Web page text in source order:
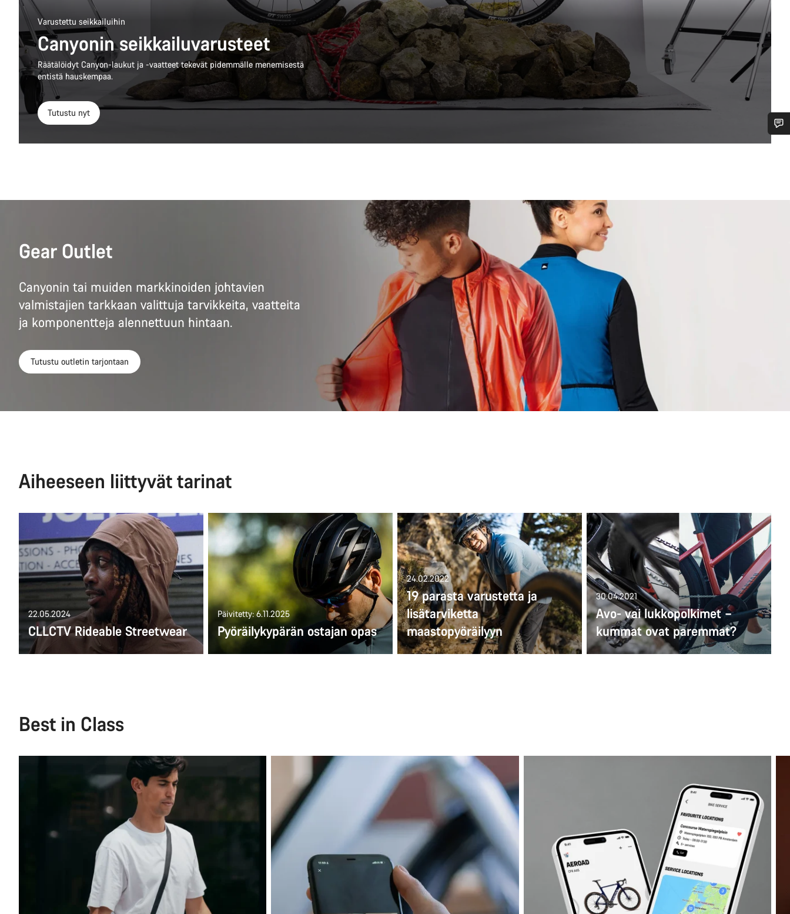
Varustettu seikkailuihin
Canyonin seikkailuvarusteet
Räätälöidyt Canyon-laukut ja -vaatteet tekevät pidemmälle menemisestä
entistä hauskempaa.
Tutustu nyt
Gear Outlet
Canyonin tai muiden markkinoiden johtavien
valmistajien tarkkaan valittuja tarvikkeita, vaatteita
ja komponentteja alennettuun hintaan.
Tutustu outletin tarjontaan
Aiheeseen liittyvät tarinat
22.05.2024
CLLCTV Rideable Streetwear
Päivitetty: 6.11.2025
Pyöräilykypärän ostajan opas
24.02.2022
19 parasta varustetta ja
lisätarviketta
maastopyöräilyyn
30.04.2021
Avo- vai lukkopolkimet –
kummat ovat paremmat?
Best in Class
Tarvitsetko apua?